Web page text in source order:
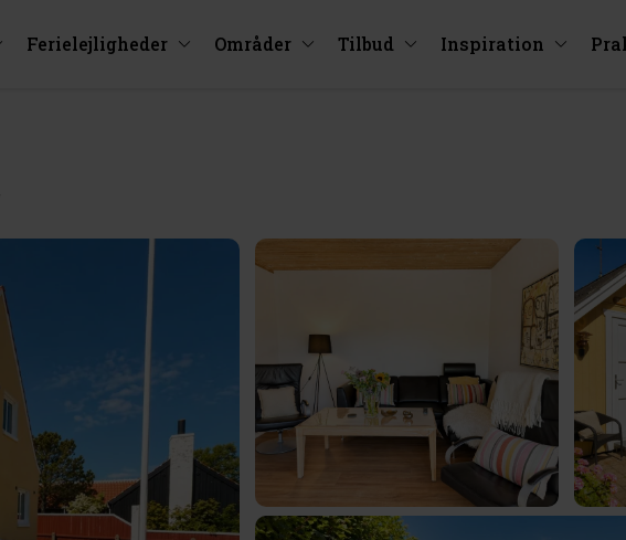
Ferielejligheder Områder Tilbud Inspiration